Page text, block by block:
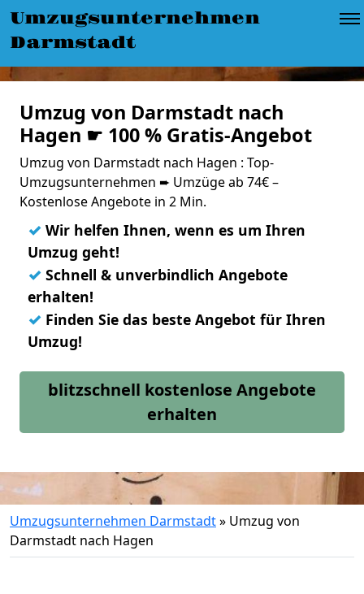
Umzugsunternehmen
Darmstadt
Umzug von Darmstadt nach
Hagen ☛ 100 % Gratis-Angebot
Umzug von Darmstadt nach Hagen : Top-
Umzugsunternehmen ➨ Umzüge ab 74€ –
Kostenlose Angebote in 2 Min.
✓ Wir helfen Ihnen, wenn es um Ihren
Umzug geht!
✓ Schnell & unverbindlich Angebote
erhalten!
✓ Finden Sie das beste Angebot für Ihren
Umzug!
blitzschnell kostenlose Angebote
erhalten
Umzugsunternehmen Darmstadt» Umzug von
Darmstadt nach Hagen